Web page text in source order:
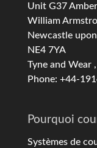
Unit G37
William
Newcastle
NE4 7YA
Tyne and Wear
Phone: +44-
Pourquoi
Systèmes de